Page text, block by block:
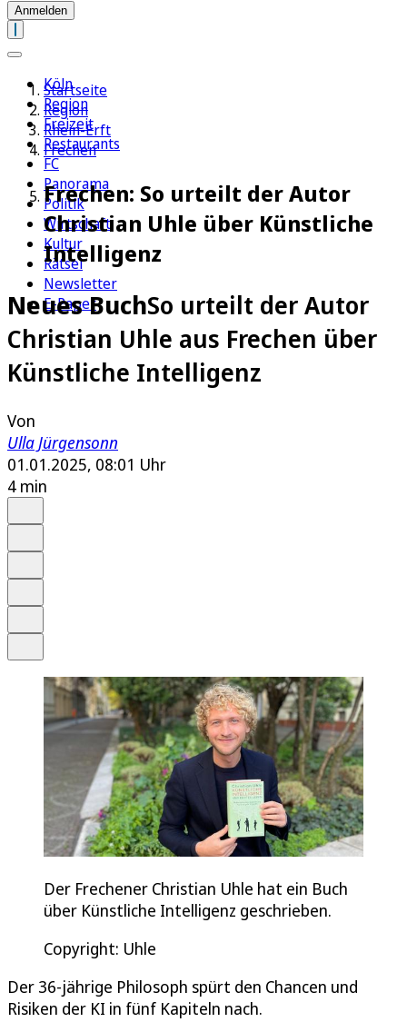
Anmelden
Köln
Region
Freizeit
Restaurants
FC
Panorama
Politik
Wirtschaft
Kultur
Rätsel
Newsletter
E-Paper
Startseite
Region
Rhein-Erft
Frechen
Frechen: So urteilt der Autor
Christian Uhle über Künstliche
Intelligenz
Neues BuchSo urteilt der Autor
Christian Uhle aus Frechen über
Künstliche Intelligenz
Von
Ulla Jürgensonn
01.01.2025, 08:01 Uhr
4 min
Der Frechener Christian Uhle hat ein Buch
über Künstliche Intelligenz geschrieben.
Copyright: Uhle
Der 36-jährige Philosoph spürt den Chancen und
Risiken der KI in fünf Kapiteln nach.